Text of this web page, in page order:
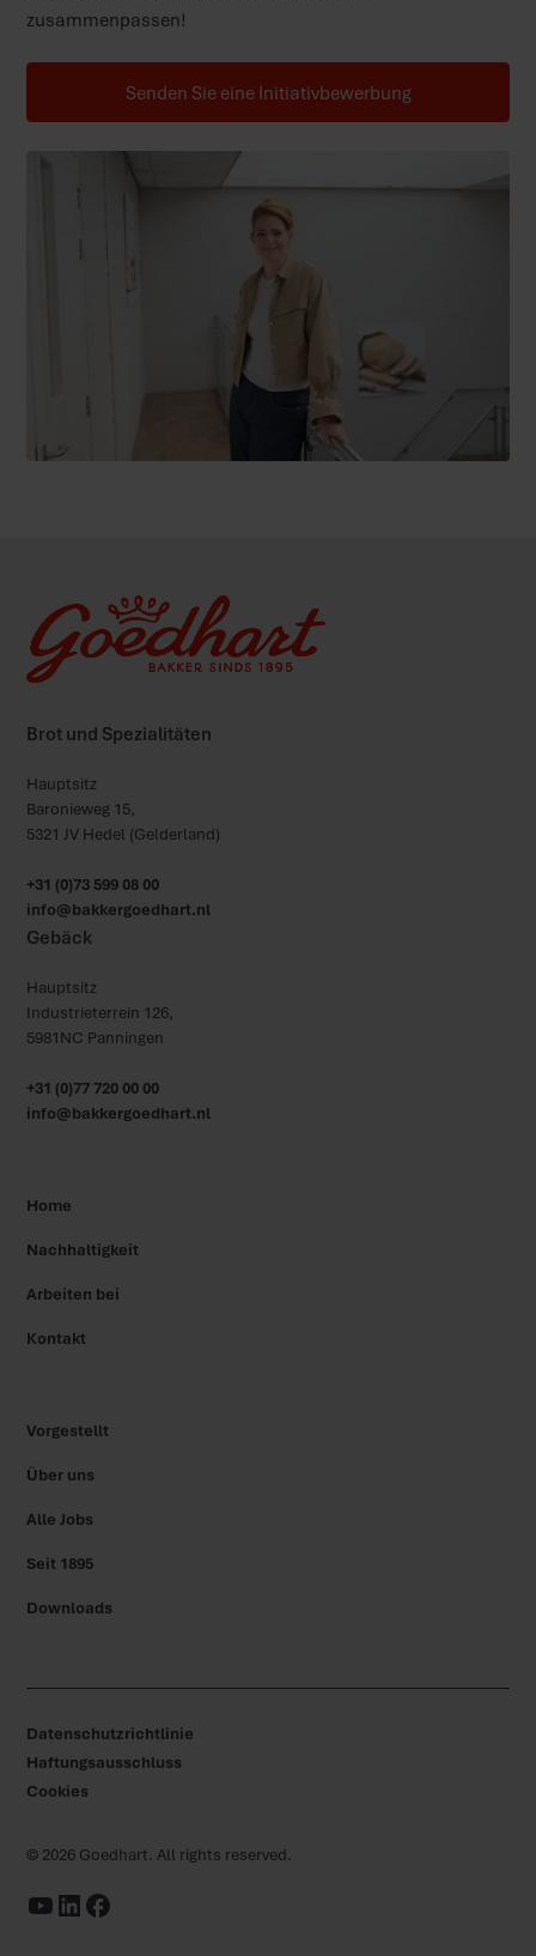
zusammenpassen!
Senden Sie eine Initiativbewerbung
Brot und Spezialitäten
Hauptsitz
Baronieweg 15,
5321 JV Hedel (Gelderland)
+31 (0)73 599 08 00
info@bakkergoedhart.nl
Gebäck
Hauptsitz
Industrieterrein 126,
5981NC Panningen
+31 (0)77 720 00 00
info@bakkergoedhart.nl
Home
Nachhaltigkeit
Arbeiten bei
Kontakt
Vorgestellt
Über uns
Alle Jobs
Seit 1895
Downloads
© 2026 Goedhart. All rights reserved.
Datenschutzrichtlinie
Haftungsausschluss
Cookies